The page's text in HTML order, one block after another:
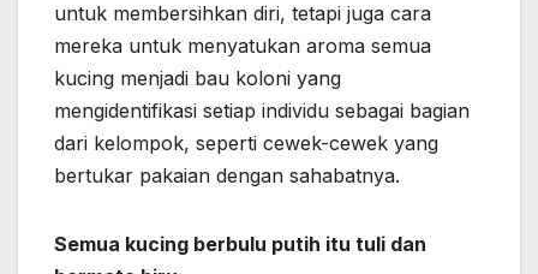
untuk membersihkan diri, tetapi juga cara
mereka untuk menyatukan aroma semua
kucing menjadi bau koloni yang
mengidentifikasi setiap individu sebagai bagian
dari kelompok, seperti cewek-cewek yang
bertukar pakaian dengan sahabatnya.
Semua kucing berbulu putih itu tuli dan